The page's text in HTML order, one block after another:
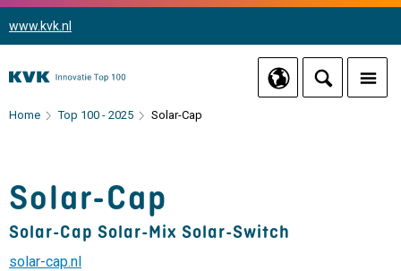
www.kvk.nl
Home Top 100 - 2025 Solar-Cap
Solar-Cap
Solar-Cap Solar-Mix Solar-Switch
solar-cap.nl